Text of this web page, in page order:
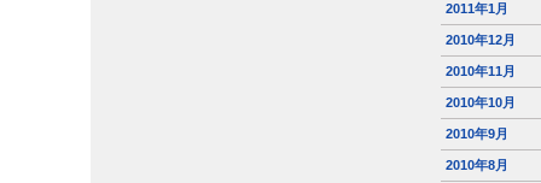
2011年1月
2010年12月
2010年11月
2010年10月
2010年9月
2010年8月